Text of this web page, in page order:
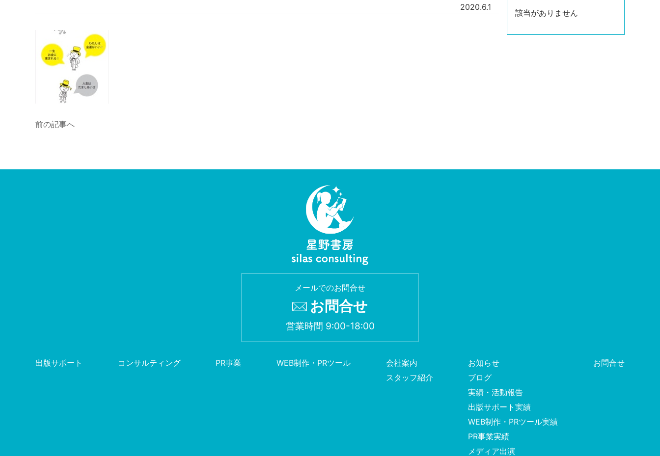
2020.6.1
前の記事へ
該当がありません
メールでのお問合せ
お問合せ
営業時間 9:00-18:00
出版サポート コンサルティング PR事業 WEB制作・PRツール
会社案内
スタッフ紹介
お知らせ
ブログ
実績・活動報告
出版サポート実績
WEB制作・PRツール実績
PR事業実績
メディア出演
お問合せ